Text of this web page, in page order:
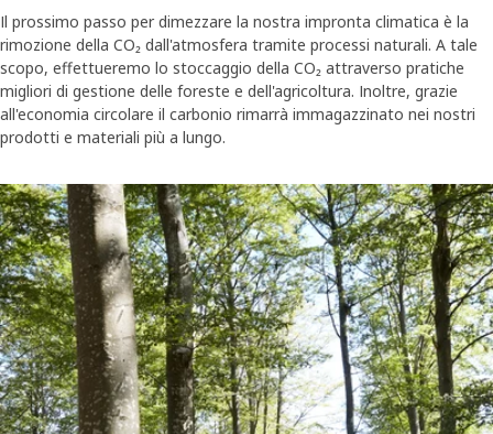
Il prossimo passo per dimezzare la nostra impronta climatica è la
rimozione della CO₂ dall'atmosfera tramite processi naturali. A tale
scopo, effettueremo lo stoccaggio della CO₂ attraverso pratiche
migliori di gestione delle foreste e dell'agricoltura. Inoltre, grazie
all'economia circolare il carbonio rimarrà immagazzinato nei nostri
prodotti e materiali più a lungo.